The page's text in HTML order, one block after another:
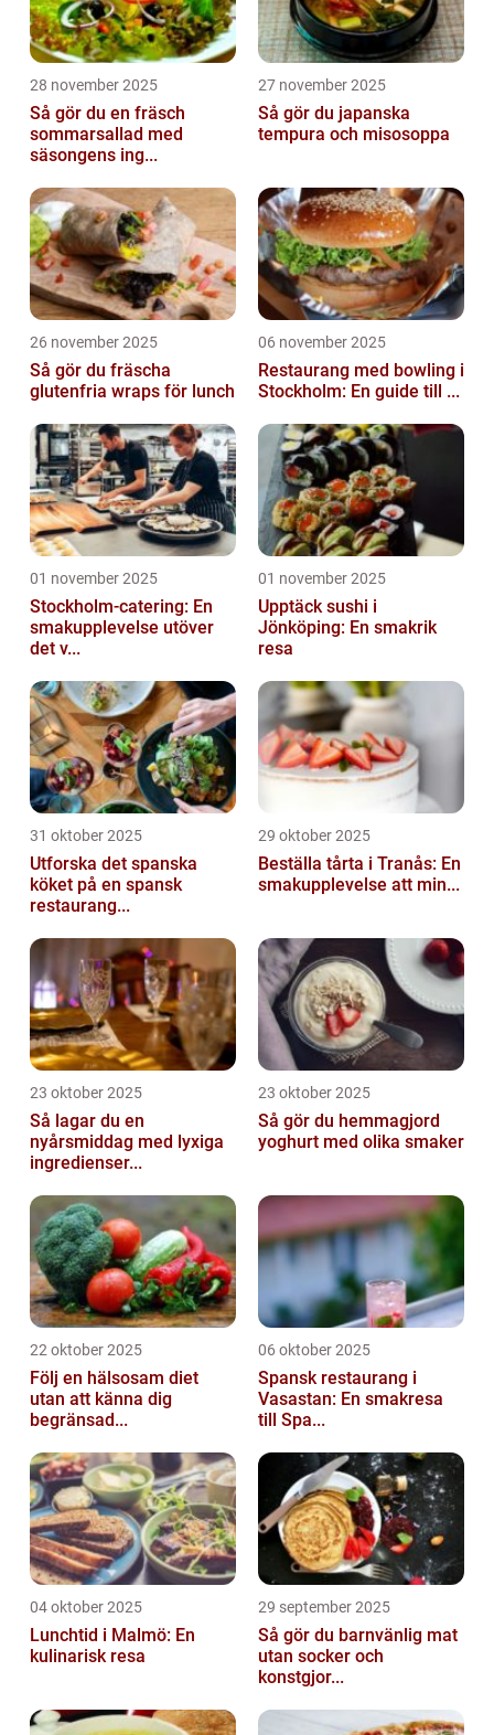
28 november 2025
Så gör du en fräsch
sommarsallad med
säsongens ing...
27 november 2025
Så gör du japanska
tempura och misosoppa
26 november 2025
Så gör du fräscha
glutenfria wraps för lunch
06 november 2025
Restaurang med bowling i
Stockholm: En guide till ...
01 november 2025
Stockholm-catering: En
smakupplevelse utöver
det v...
01 november 2025
Upptäck sushi i
Jönköping: En smakrik
resa
31 oktober 2025
Utforska det spanska
köket på en spansk
restaurang...
29 oktober 2025
Beställa tårta i Tranås: En
smakupplevelse att min...
23 oktober 2025
Så lagar du en
nyårsmiddag med lyxiga
ingredienser...
23 oktober 2025
Så gör du hemmagjord
yoghurt med olika smaker
22 oktober 2025
Följ en hälsosam diet
utan att känna dig
begränsad...
06 oktober 2025
Spansk restaurang i
Vasastan: En smakresa
till Spa...
04 oktober 2025
Lunchtid i Malmö: En
kulinarisk resa
29 september 2025
Så gör du barnvänlig mat
utan socker och
konstgjor...